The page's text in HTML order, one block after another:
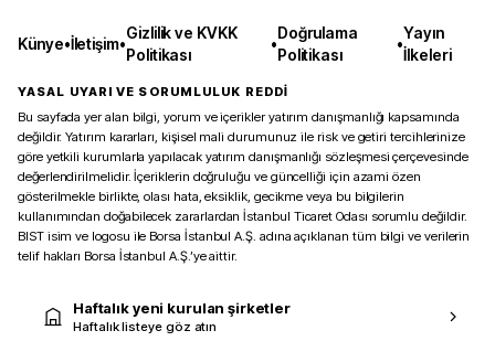
Künye•İletişim•
Gizlilik ve KVKK
Politikası
•
Doğrulama
Politikası
•
Yayın
İlkeleri
YASAL UYARI VE SORUMLULUK REDDİ
Bu sayfada yer alan bilgi, yorum ve içerikler yatırım danışmanlığı kapsamında
değildir. Yatırım kararları, kişisel mali durumunuz ile risk ve getiri tercihlerinize
göre yetkili kurumlarla yapılacak yatırım danışmanlığı sözleşmesi çerçevesinde
değerlendirilmelidir. İçeriklerin doğruluğu ve güncelliği için azami özen
gösterilmekle birlikte, olası hata, eksiklik, gecikme veya bu bilgilerin
kullanımından doğabilecek zararlardan İstanbul Ticaret Odası sorumlu değildir.
BIST isim ve logosu ile Borsa İstanbul A.Ş. adına açıklanan tüm bilgi ve verilerin
telif hakları Borsa İstanbul A.Ş.’ye aittir.
Haftalık yeni kurulan şirketler
Haftalık listeye göz atın